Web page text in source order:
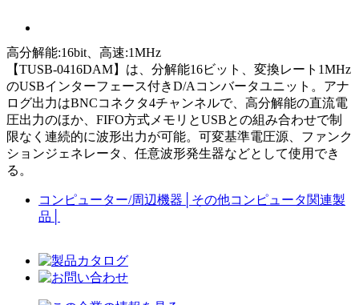
高分解能:16bit、高速:1MHz
【TUSB-0416DAM】は、分解能16ビット、変換レート1MHz
のUSBインターフェース付きD/Aコンバータユニット。アナ
ログ出力はBNCコネクタ4チャンネルで、高分解能の直流電
圧出力のほか、FIFO方式メモリとUSBとの組み合わせで制
限なく連続的に波形出力が可能。可変基準電圧源、ファンク
ションジェネレータ、任意波形発生器などとして使用でき
る。
コンピューター/周辺機器
その他コンピュータ関連製
品